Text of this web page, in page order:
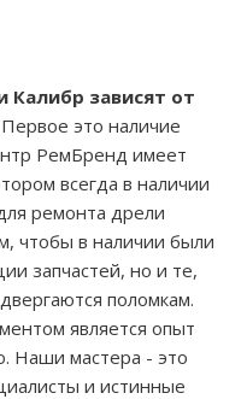
Калибр зависят от
Первое это наличие
РемБренд имеет
всегда в наличии
ремонта дрели
чтобы в наличии были
запчастей, но и те,
поломкам.
является опыт
Наши мастера - это
и истинные